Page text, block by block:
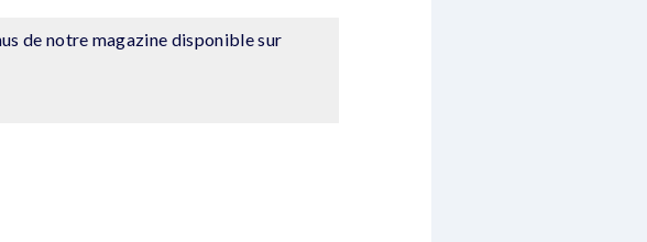
de notre magazine disponible sur